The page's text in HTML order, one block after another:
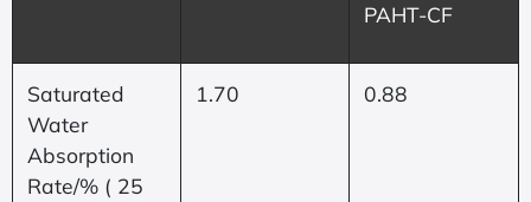
PAHT-CF
Saturated
Water
Absorption
Rate/% ( 25
1.70 0.88